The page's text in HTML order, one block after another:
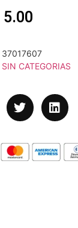
5.00
37017607
SIN CATEGORIAS